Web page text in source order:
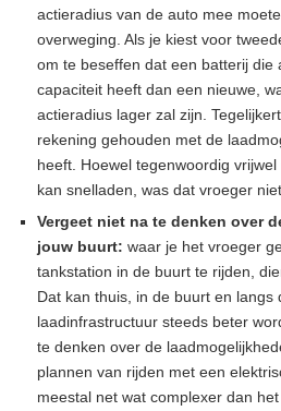
actieradius van de auto mee
overweging. Als je kiest voor
om te beseffen dat een batterij die
capaciteit heeft dan een nieuwe,
actieradius lager zal zijn.
rekening gehouden met de
heeft. Hoewel tegenwoordig
kan snelladen, was dat vroeger
Vergeet niet na te denken over
jouw buurt: waar je het vroeger
tankstation in de buurt te rijden,
Dat kan thuis, in de buurt en langs
laadinfrastructuur steeds beter
te denken over de
plannen van rijden met een
meestal net wat complexer dan